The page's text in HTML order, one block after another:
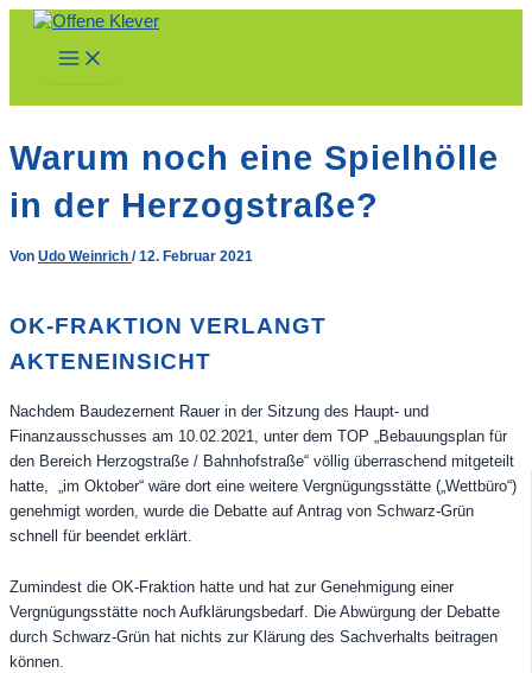
Zum
springen
Main
Menu
Warum noch eine Spielhölle
in der Herzogstraße?
Von Udo Weinrich /12. Februar 2021
OK-FRAKTION VERLANGT
AKTENEINSICHT
Nachdem Baudezernent Rauer in der Sitzung des Haupt- und
Finanzausschusses am 10.02.2021, unter dem TOP „Bebauungsplan für
den Bereich Herzogstraße / Bahnhofstraße“ völlig überraschend mitgeteilt
hatte, „im Oktober“ wäre dort eine weitere Vergnügungsstätte („Wettbüro“)
genehmigt worden, wurde die Debatte auf Antrag von Schwarz-Grün
schnell für beendet erklärt.
Zumindest die OK-Fraktion hatte und hat zur Genehmigung einer
Vergnügungsstätte noch Aufklärungsbedarf. Die Abwürgung der Debatte
durch Schwarz-Grün hat nichts zur Klärung des Sachverhalts beitragen
können.